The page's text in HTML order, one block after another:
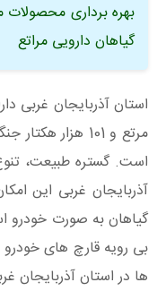
بهره برداری
گیاهان دارویی مراتع
مرتع و 101
است. گستره طبیعت،
آذربایجان غربی این
گیاهان به صورت
بی رویه قارچ های
ها در استان آذربایجان